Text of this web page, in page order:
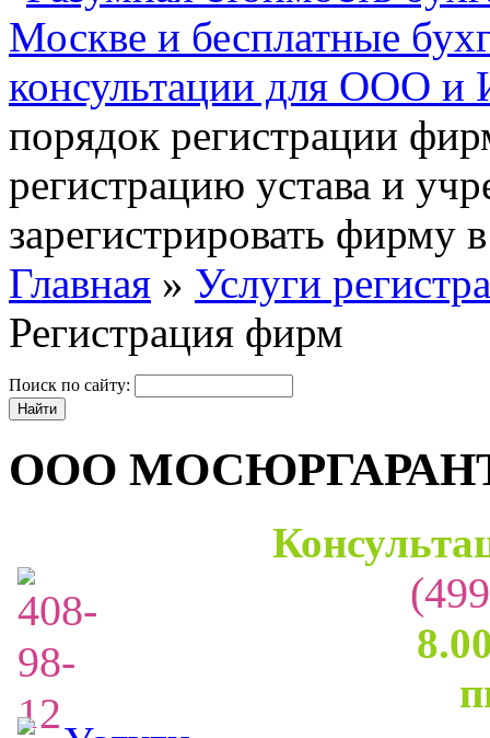
порядок регистрации
регистрацию устава и
зарегистрировать фирму
Главная » Услуги
Регистрация фирм
Поиск по сайту:
ООО